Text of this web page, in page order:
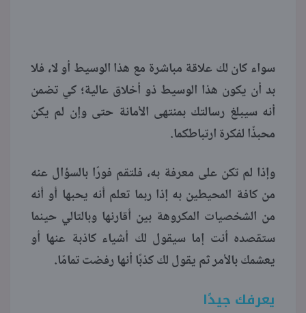
سواء كان لك علاقة مباشرة مع هذا الوسيط أو لا، فلا
بد أن يكون هذا الوسيط ذو أخلاق عالية؛ كي تضمن
أنه سيبلغ رسالتك بمنتهى الأمانة حتى وإن لم يكن
محبذًا لفكرة ارتباطكما.
وإذا لم تكن على معرفة به، فلتقم فورًا بالسؤال عنه
من كافة المحيطين به إذا ربما تعلم أنه يحبها أو أنه
من الشخصيات المكروهة بين أقارنها وبالتالي حينما
ستقصده أنت إما سيقول لك أشياء كاذبة عنها أو
يعشمك بالأمر ثم يقول لك كذبًا أنها رفضت تمامًا.
يعرفك جيدًا